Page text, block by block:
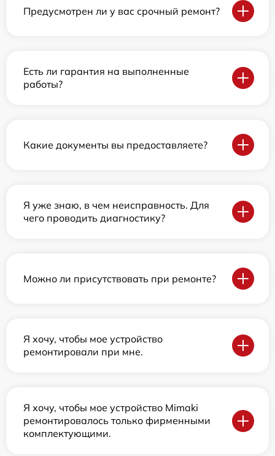
Предусмотрен ли у вас срочный ремонт?
Есть ли гарантия на выполненные
работы?
Какие документы вы предоставляете?
Я уже знаю, в чем неисправность. Для
чего проводить диагностику?
Можно ли присутствовать при ремонте?
Я хочу, чтобы мое устройство
ремонтировали при мне.
Я хочу, чтобы мое устройство Mimaki
ремонтировалось только фирменными
комплектующими.